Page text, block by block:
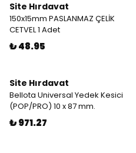
Site Hırdavat
150x15mm PASLANMAZ ÇELİK
CETVEL 1 Adet
₺ 48.95
Site Hırdavat
Bellota Universal Yedek Kesici
(POP/PRO) 10 x 87 mm.
₺ 971.27